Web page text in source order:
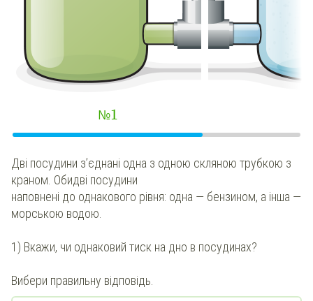
№1
Дві посудини з’єднані одна з одною скляною трубкою з
краном. Обидві посудини
наповнені до однакового рівня: одна — бензином, а інша —
морською водою.
1) Вкажи, чи однаковий тиск на дно в посудинах?
Вибери правильну відповідь.